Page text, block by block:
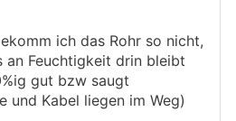
ich das Rohr so nicht,
an Feuchtigkeit drin bleibt
gut bzw saugt
und Kabel liegen im Weg)